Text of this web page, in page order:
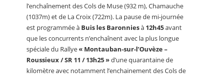
l’enchaînement des Cols de Muse (932 m), Chamauche
(1037m) et de La Croix (722m). La pause de mi-journée
est programmée à Buis les Baronniesà 12h45avant
que les concurrents n’enchaînent avec la plus longue
spéciale du Rallye« Montauban-sur-l’Ouvèze –
Roussieux / SR 11 / 13h25 »d’une quarantaine de
kilomètre avec notamment l’enchainement des Cols de